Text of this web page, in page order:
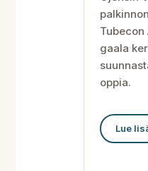
gaala
oppia.
Lue